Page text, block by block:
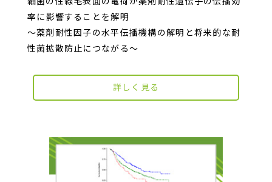
率に影響することを解明
〜薬剤耐性因子の水平伝播機構の解明と将来的な耐
性菌拡散防止につながる〜
詳しく見る